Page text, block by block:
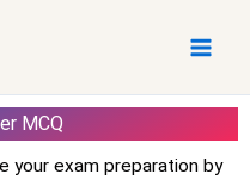
MCQ
your exam preparation by